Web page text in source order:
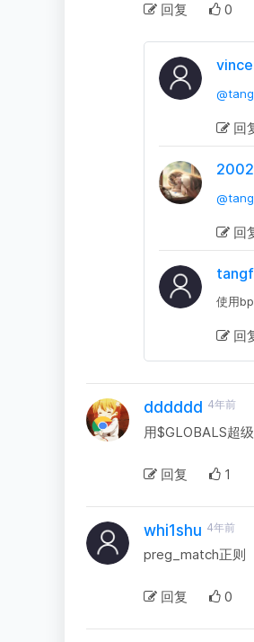
回复 0
回
回
使用
回
dddddd 4年前
用$GLOBALS超
回复 1
whi1shu 4年前
preg_match正则
回复 0